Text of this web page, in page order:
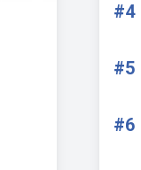
#4
#5
#6